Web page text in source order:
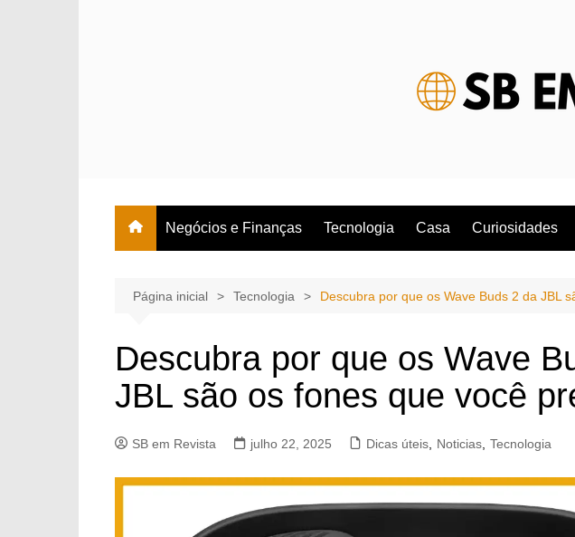
Negócios e Finanças Tecnologia Casa Curiosidades
Página inicial Tecnologia Descubra por que os Wave Buds 2 da JBL
Descubra por que os Wave
JBL são os fones que você
SB em Revista julho 22, 2025 Dicas úteis Noticias Tecnologia